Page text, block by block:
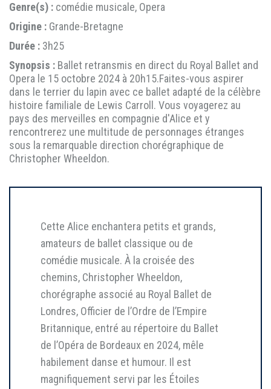
Genre(s) : comédie musicale, Opera
Origine : Grande-Bretagne
Durée : 3h25
Synopsis : Ballet retransmis en direct du Royal Ballet and
Opera le 15 octobre 2024 à 20h15.Faites-vous aspirer
dans le terrier du lapin avec ce ballet adapté de la célèbre
histoire familiale de Lewis Carroll. Vous voyagerez au
pays des merveilles en compagnie d'Alice et y
rencontrerez une multitude de personnages étranges
sous la remarquable direction chorégraphique de
Christopher Wheeldon.
Cette Alice enchantera petits et grands,
amateurs de ballet classique ou de
comédie musicale. À la croisée des
chemins, Christopher Wheeldon,
chorégraphe associé au Royal Ballet de
Londres, Officier de l’Ordre de l’Empire
Britannique, entré au répertoire du Ballet
de l’Opéra de Bordeaux en 2024, mêle
habilement danse et humour. Il est
magnifiquement servi par les Étoiles